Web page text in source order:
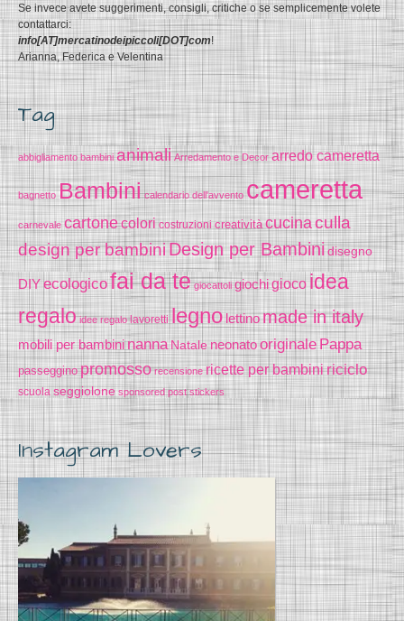
Se invece avete suggerimenti, consigli, critiche o se semplicemente volete
contattarci:
info[AT]mercatinodeipiccoli[DOT]com!
Arianna, Federica e Velentina
Tag
abbigliamento bambini animali Arredamento e Decor arredo cameretta
bagnetto Bambini calendario dell'avvento cameretta
carnevale cartonecolori costruzioni creatività cucinaculla
design per bambiniDesign per Bambinidisegno
DIYecologicofai da te giocattoli giochigioco idea
regalo idee regalo lavoretti legno lettinomade in italy
mobili per bambininanna Natale neonatooriginale Pappa
passeggino promosso recensione ricette per bambiniriciclo
scuola seggiolone sponsored post stickers
Instagram Lovers